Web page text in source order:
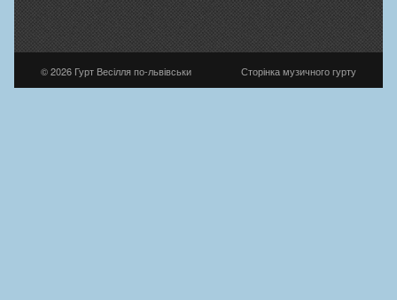
© 2026 Гурт Весілля по-львівськи Сторінка музичного гурту